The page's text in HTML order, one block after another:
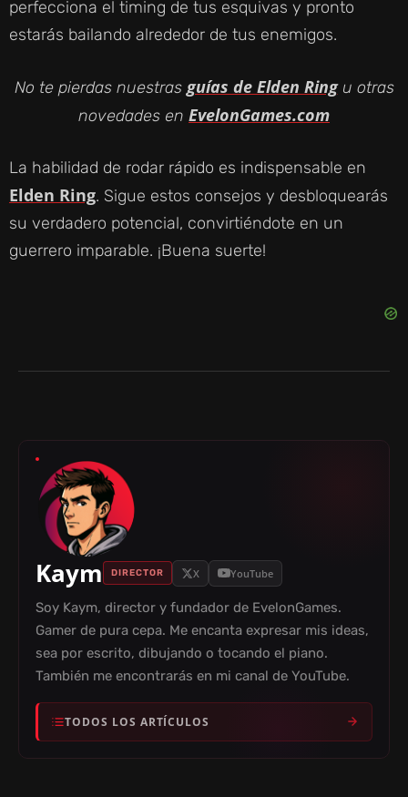
perfecciona el timing de tus esquivas y pronto
estarás bailando alrededor de tus enemigos.
No te pierdas nuestras guías de Elden Ringu otras
novedades en EvelonGames.com
La habilidad de rodar rápido es indispensable en
Elden Ring. Sigue estos consejos y desbloquearás
su verdadero potencial, convirtiéndote en un
guerrero imparable. ¡Buena suerte!
Kaym DIRECTOR X YouTube
Soy Kaym, director y fundador de EvelonGames.
Gamer de pura cepa. Me encanta expresar mis ideas,
sea por escrito, dibujando o tocando el piano.
También me encontrarás en mi canal de YouTube.
TODOS LOS ARTÍCULOS